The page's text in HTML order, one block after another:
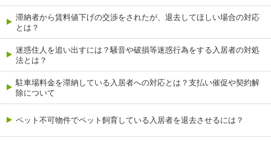
滞納者から賃料値下げの交渉をされたが、退去してほしい場合の対応
とは？
迷惑住人を追い出すには？騒音や破損等迷惑行為をする入居者の対処
法とは？
駐車場料金を滞納している入居者への対応とは？支払い催促や契約解
除について
ペット不可物件でペット飼育している入居者を退去させるには？